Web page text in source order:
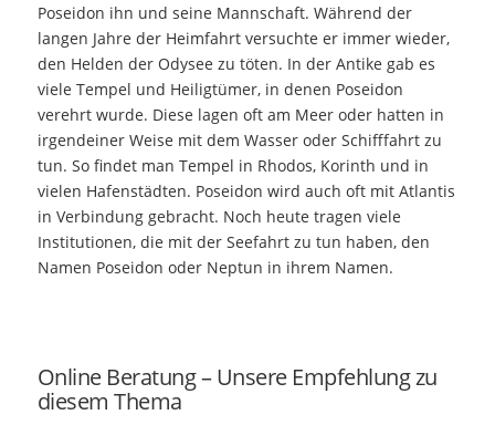
Poseidon ihn und seine Mannschaft. Während der
langen Jahre der Heimfahrt versuchte er immer wieder,
den Helden der Odysee zu töten. In der Antike gab es
viele Tempel und Heiligtümer, in denen Poseidon
verehrt wurde. Diese lagen oft am Meer oder hatten in
irgendeiner Weise mit dem Wasser oder Schifffahrt zu
tun. So findet man Tempel in Rhodos, Korinth und in
vielen Hafenstädten. Poseidon wird auch oft mit Atlantis
in Verbindung gebracht. Noch heute tragen viele
Institutionen, die mit der Seefahrt zu tun haben, den
Namen Poseidon oder Neptun in ihrem Namen.
Online Beratung – Unsere Empfehlung zu
diesem Thema